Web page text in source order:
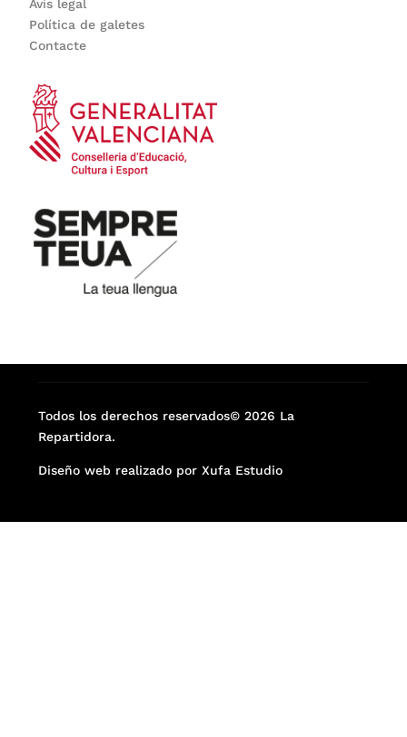
Avís legal
Política de galetes
Contacte
Todos los derechos reservados© 2026 La
Repartidora.
Diseño web realizado por Xufa Estudio